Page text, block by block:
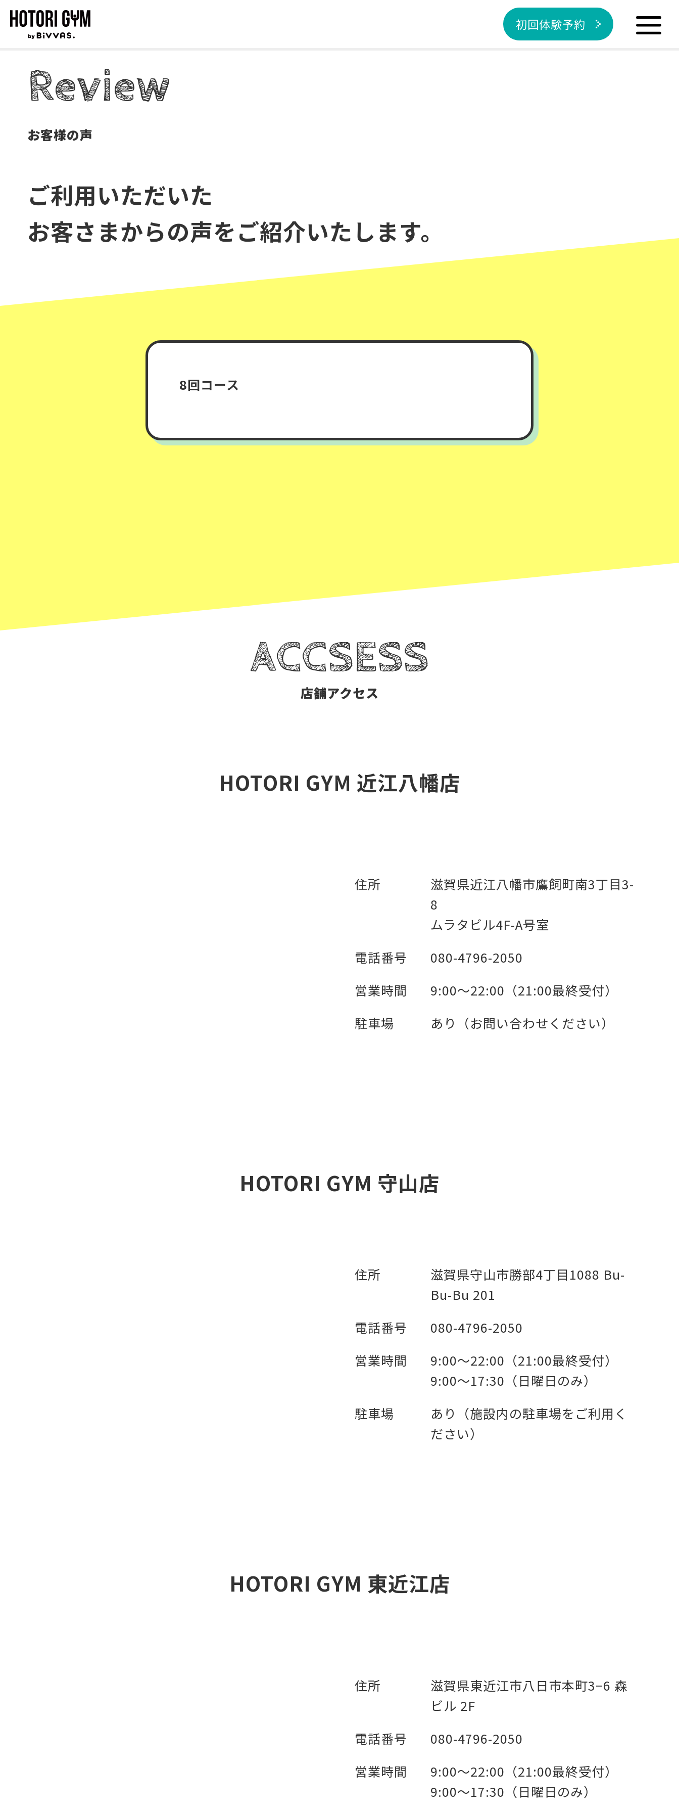
初回体験予約
Review
お客様の声
ご利用いただいた
お客さまからの声をご紹介いたします。
8回コース
ACCSESS
店舗アクセス
HOTORI GYM 近江八幡店
住所
滋賀県近江八幡市鷹飼町南3丁目3-
8
ムラタビル4F-A号室
電話番号
080-4796-2050
営業時間
9:00～22:00（21:00最終受付）
駐車場
あり（お問い合わせください）
HOTORI GYM 守山店
住所
滋賀県守山市勝部4丁目1088 Bu-
Bu-Bu 201
電話番号
080-4796-2050
営業時間
9:00～22:00（21:00最終受付）
9:00～17:30（日曜日のみ）
駐車場
あり（施設内の駐車場をご利用く
ださい）
HOTORI GYM 東近江店
住所
滋賀県東近江市八日市本町3−6 森
ビル 2F
電話番号
080-4796-2050
営業時間
9:00～22:00（21:00最終受付）
9:00～17:30（日曜日のみ）